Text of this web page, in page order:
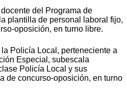
del Programa de
plantilla de personal laboral fijo,
oposición, en turno libre.
Policía Local, perteneciente a
Especial, subescala
Policía Local y sus
de concurso-oposición, en turno